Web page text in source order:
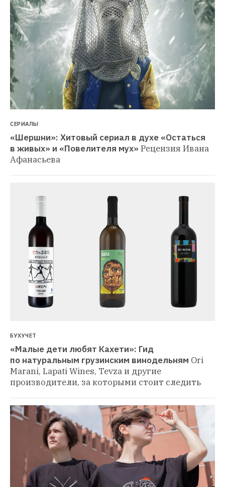
СЕРИАЛЫ
«Шершни»: Хитовый сериал в духе «Остаться
в живых» и «Повелителя мух» Рецензия Ивана
Афанасьева
БУХУЧЕТ
«Малые дети любят Кахети»: Гид
по натуральным грузинским винодельням Ori
Marani, Lapati Wines, Tevza и другие
производители, за которыми стоит следить